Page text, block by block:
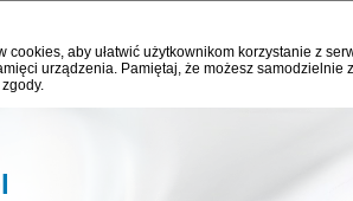
cookies, aby ułatwić użytkownikom korzystanie z
urządzenia. Pamiętaj, że możesz